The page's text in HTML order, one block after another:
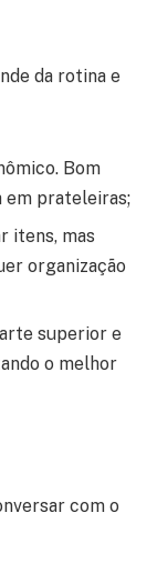
da rotina e
Bom
em prateleiras;
itens, mas
organização
superior e
o melhor
com o